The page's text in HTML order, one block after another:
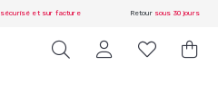
sécurisé et sur facture Retour sous 30 jours